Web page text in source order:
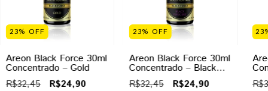
23% OFF
Areon Black Force 30ml
Concentrado – Gold
R$32,45 R$24,90
23% OFF
Areon Black Force 30ml
Concentrado – Black
Fougere
R$32,45 R$24,90
23